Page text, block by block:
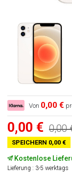
Von 0,00 €
0,00 € 0,00
SPEICHERN 0,00 €
Kostenlose
Lieferung : 3-5 werktags